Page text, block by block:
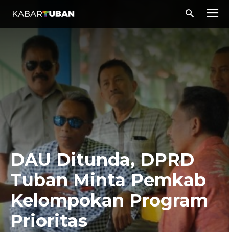
DAU Ditunda, DPRD
Tuban Minta Pemkab
Kelompokan Program
Prioritas